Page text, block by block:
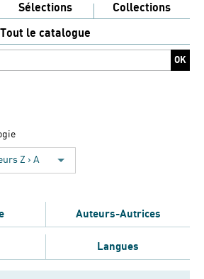
Sélections
Collections
Tout le catalogue
Z › A
Auteurs-Autrices
Langues